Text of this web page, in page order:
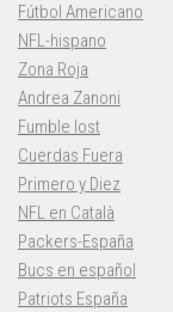
Fútbol Americano
NFL-hispano
Zona Roja
Andrea Zanoni
Fumble lost
Cuerdas Fuera
Primero y Diez
NFL en Català
Packers-España
Bucs en español
Patriots España